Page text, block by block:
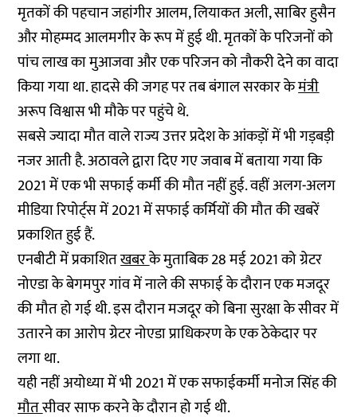
मृतकों की पहचान जहांगीर आलम, लियाकत अली, साबिर हुसैन
और मोहम्मद आलमगीर के रूप में हुई थी. मृतकों के परिजनों को
पांच लाख का मुआजवा और एक परिजन को नौकरी देने का वादा
किया गया था. हादसे की जगह पर तब बंगाल सरकार केमंत्री
अरूप विश्वास भी मौके पर पहुंचे थे.
सबसे ज्यादा मौत वाले राज्य उत्तर प्रदेश के आंकड़ों में भी गड़बड़ी
नजर आती है. अठावले द्वारा दिए गए जवाब में बताया गया कि
2021 में एक भी सफाई कर्मी की मौत नहीं हुई. वहीं अलग-अलग
मीडिया रिपोर्ट्स में 2021 में सफाई कर्मियों की मौत की खबरें
प्रकाशित हुई हैं.
एनबीटी में प्रकाशितखबरके मुताबिक 28 मई 2021 को ग्रेटर
नोएडा के बेगमपुर गांव में नाले की सफाई के दौरान एक मजदूर
की मौत हो गई थी. इस दौरान मजदूर को बिना सुरक्षा के सीवर में
उतारने का आरोप ग्रेटर नोएडा प्राधिकरण के एक ठेकेदार पर
लगा था.
यही नहीं अयोध्या में भी 2021 में एक सफाईकर्मी मनोज सिंह की
मौतसीवर साफ करने के दौरान हो गई थी.